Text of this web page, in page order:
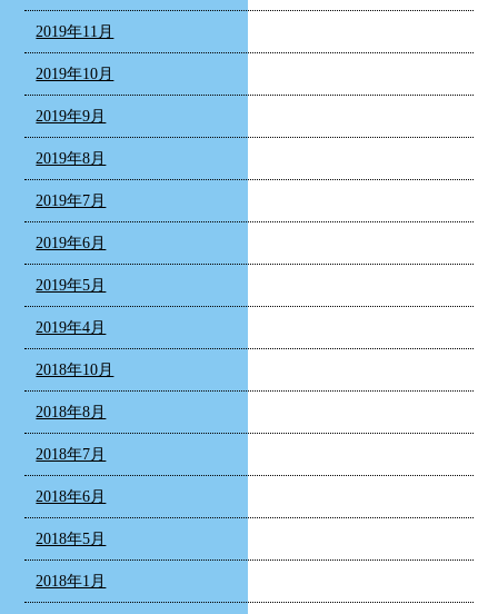
2019年11月
2019年10月
2019年9月
2019年8月
2019年7月
2019年6月
2019年5月
2019年4月
2018年10月
2018年8月
2018年7月
2018年6月
2018年5月
2018年1月